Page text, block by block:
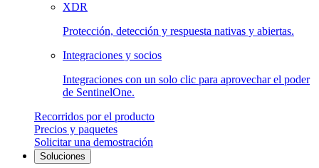
XDR
Protección, detección y respuesta nativas y abiertas.
Integraciones y socios
Integraciones con un solo clic para aprovechar el poder
de SentinelOne.
Recorridos por el producto
Precios y paquetes
Solicitar una demostración
Soluciones